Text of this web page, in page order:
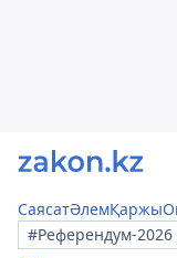
СаясатӘлемҚаржы
#Референдум-2026